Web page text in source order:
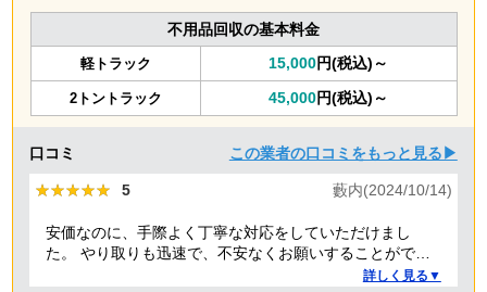
不用品回収の基本料金
軽トラック 15,000円(税込)～
2トントラック 45,000円(税込)～
口コミ この業者の口コミをもっと見る▶
★★★★★
★★★★★ 5 藪内(2024/10/14)
安価なのに、手際よく丁寧な対応をしていただけまし
た。 やり取りも迅速で、不安なくお願いすることができ
詳しく見る▼